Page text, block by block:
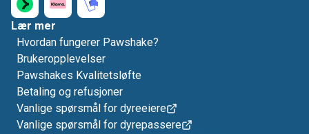
Lær mer
Hvordan fungerer Pawshake?
Brukeropplevelser
Pawshakes Kvalitetsløfte
Betaling og refusjoner
Vanlige spørsmål for dyreeiere
Vanlige spørsmål for dyrepassere